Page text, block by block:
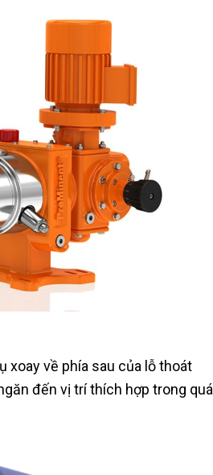
xoay về phía sau của lỗ thoát
đến vị trí thích hợp trong quá